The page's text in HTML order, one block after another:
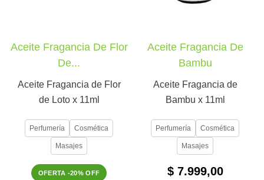
Aceite Fragancia De Flor
De...
Aceite Fragancia de Flor
de Loto x 11ml
Perfumería Cosmética
Masajes
OFERTA -20% OFF
Aceite Fragancia De
Bambu
Aceite Fragancia de
Bambu x 11ml
Perfumería Cosmética
Masajes
$ 7.999,00